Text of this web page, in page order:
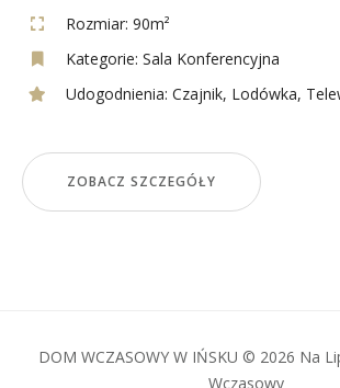
Rozmiar: 90m²
Kategorie: Sala Konferencyjna
Udogodnienia: Czajnik, Lodówka,
ZOBACZ SZCZEGÓŁY
DOM WCZASOWY W IŃSKU © 2026 Na
Wczasowy